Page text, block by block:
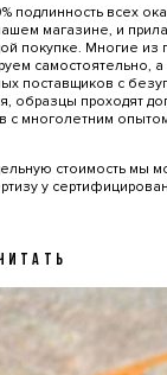
подлинность всех
магазине, и
покупке. Многие из
самостоятельно, а
поставщиков с
образцы проходят
с многолетним
стоимость мы
у